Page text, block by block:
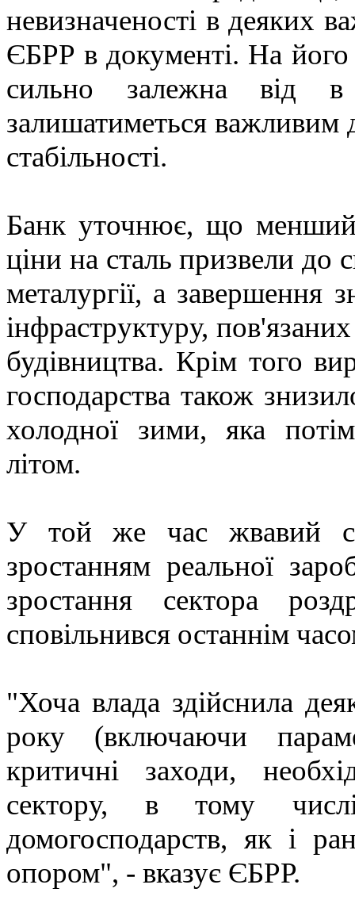
невизначеності в деяких
ЄБРР в документі. На
сильно залежна від
залишатиметься важливим
стабільності.
Банк уточнює, що менший
ціни на сталь призвели до
металургії, а завершення
інфраструктуру,
будівництва. Крім того
господарства також
холодної зими, яка
літом.
У той же час жвавий
зростанням реальної
зростання сектора
сповільнився останнім
"Хоча влада здійснила
року (включаючи
критичні заходи,
сектору, в тому
домогосподарств, як і
опором", - вказує ЄБРР.